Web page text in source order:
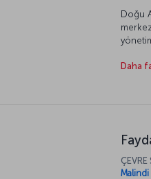
Doğu
Daha
ÇEVRE
Malindi